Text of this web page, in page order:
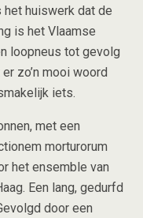
het huiswerk dat de
is het Vlaamse
loopneus tot gevolg
zo’n mooi woord
iets.
met een
morturorum
het ensemble van
Een lang, gedurfd
door een